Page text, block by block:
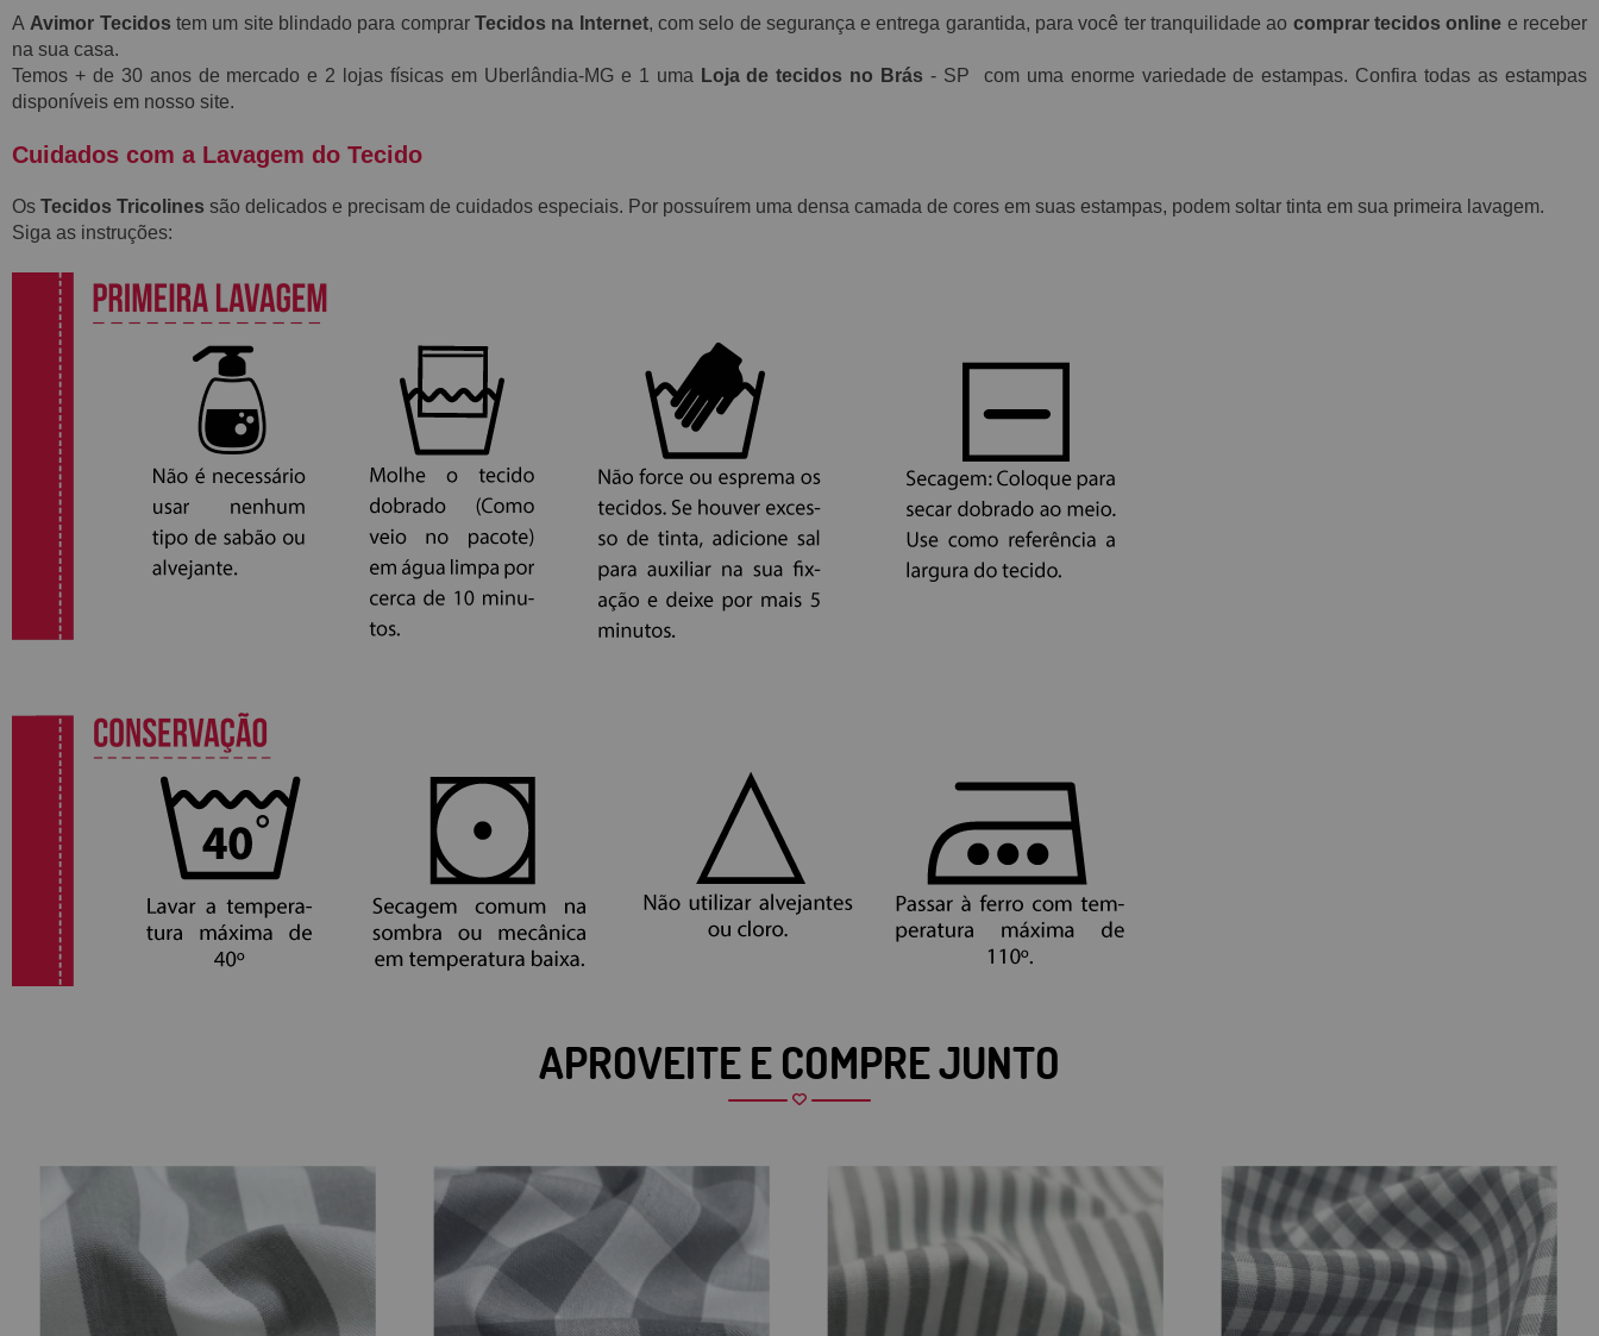
A Avimor Tecidos tem um site blindado para comprar Tecidos na Internet, com selo de segurança e entrega garantida, para você ter tranquilidade ao comprar tecidos online e receber
na sua casa.
Temos + de 30 anos de mercado e 2 lojas físicas em Uberlândia-MG e 1 uma Loja de tecidos no Brás- SP com uma enorme variedade de estampas. Confira todas as estampas
disponíveis em nosso site.
Cuidados com a Lavagem do Tecido
Os Tecidos Tricolines são delicados e precisam de cuidados especiais. Por possuírem uma densa camada de cores em suas estampas, podem soltar tinta em sua primeira lavagem.
Siga as instruções:
APROVEITE E COMPRE JUNTO